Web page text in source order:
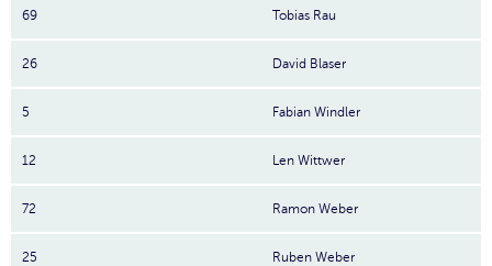
69 Tobias Rau
26 David Blaser
5 Fabian Windler
12 Len Wittwer
72 Ramon Weber
25 Ruben Weber